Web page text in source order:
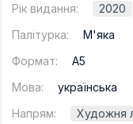
Рік видання:
2020
Палітурка:
М'яка
Формат:
A5
Мова:
українська
Напрям:
Художня